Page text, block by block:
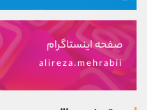
صفحه اینستاگرام
alireza.mehrabii